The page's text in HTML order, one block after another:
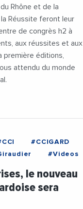
Rhône et de la
Réussite feront leur
de congrès h2 à
aux réussites et aux
première éditions,
attendu du monde
#CCIGARD
#Videos
le nouveau
sera